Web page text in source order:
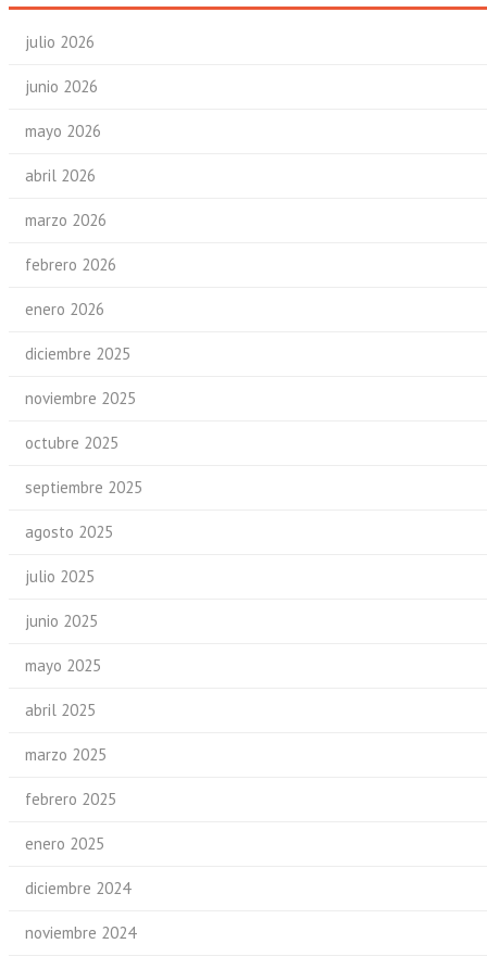
julio 2026
junio 2026
mayo 2026
abril 2026
marzo 2026
febrero 2026
enero 2026
diciembre 2025
noviembre 2025
octubre 2025
septiembre 2025
agosto 2025
julio 2025
junio 2025
mayo 2025
abril 2025
marzo 2025
febrero 2025
enero 2025
diciembre 2024
noviembre 2024